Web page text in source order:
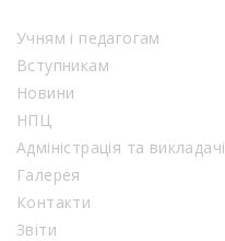
Учням і педагогам
Вступникам
Новини
НПЦ
Адміністрація та викладачі
Галерея
Контакти
Звіти